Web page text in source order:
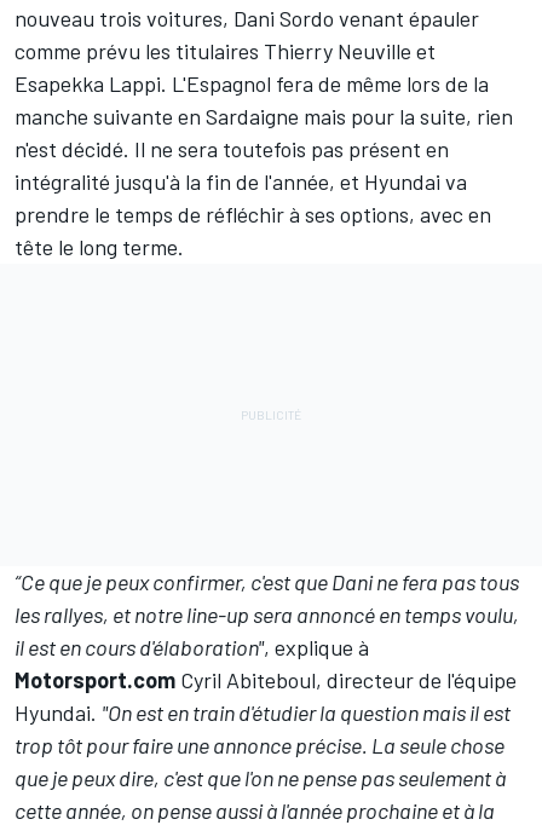
nouveau trois voitures, Dani Sordo venant épauler
comme prévu les titulaires Thierry Neuville et
Esapekka Lappi. L'Espagnol fera de même lors de la
manche suivante en Sardaigne mais pour la suite, rien
n'est décidé. Il ne sera toutefois pas présent en
intégralité jusqu'à la fin de l'année, et Hyundai va
prendre le temps de réfléchir à ses options, avec en
tête le long terme.
“Ce que je peux confirmer, c'est que Dani ne fera pas tous
les rallyes, et notre line-up sera annoncé en temps voulu,
il est en cours d'élaboration", explique à
Motorsport.com Cyril Abiteboul, directeur de l'équipe
Hyundai. "On est en train d'étudier la question mais il est
trop tôt pour faire une annonce précise. La seule chose
que je peux dire, c'est que l'on ne pense pas seulement à
cette année, on pense aussi à l'année prochaine et à la